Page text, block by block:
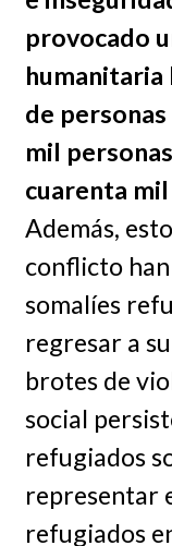
provocado
humanitaria
de
mil
cuarenta
Además,
conflicto
somalíes
regresar a
brotes de
social
refugiados
representar
refugiados